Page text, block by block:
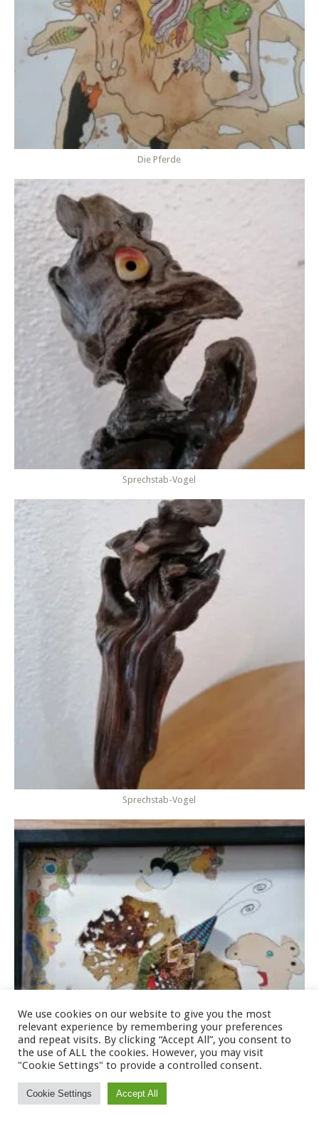
Die Pferde
Sprechstab-Vogel
Sprechstab-Vogel
We use cookies on our website to give you the most
relevant experience by remembering your preferences
and repeat visits. By clicking “Accept All”, you consent to
the use of ALL the cookies. However, you may visit
"Cookie Settings" to provide a controlled consent.
Cookie Settings Accept All